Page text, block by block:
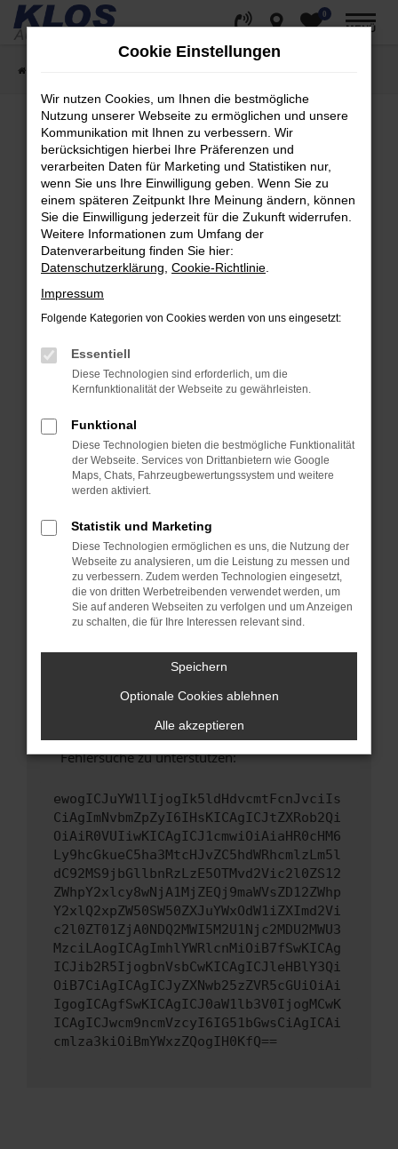
Zum
springen
0
MENÜ
Fehler: Network Error
Beim Laden ist ein Fehler aufgetreten.
Hier sind ein paar Tipps, die dir helfen können:
Überprüfe deine Firewall und deine
Internetverbindung.
Laden andere Webseiten, zum Beispiel deine
Suchmaschine?
Prüfe deine Browsererweiterungen.
Manche Erweiterungen, wie Werbeblocker,
können das Laden bestimmter Seiten
verhindern. Funktioniert die Seite in einem
Fenster?
Starte dein Gerät neu.
Das kann manchmal helfen, vorübergehende
Probleme zu beheben.
Betriebssystem auf dem neuesten Stand
sind.
Veraltete Software birgt nicht nur ein
Sicherheitsrisiko, sondern kann auch dazu
führen, dass bestimmte Funktionen nicht mehr
unterstützt werden.
Wende dich an den Webseitenbetreiber.
Wenn du alle oben genannten Schritte versucht
hast, kontaktiere uns bitte. Wir werden
versuchen, das Problem zu beheben. Du kannst
uns diesen Text schicken, um uns bei der
Fehlersuche zu unterstützen:
ewogICJuYW1lIjogIk5ldHdvcmtFcnJvciIs
CiAgImNvbmZpZyI6IHsKICAgICJtZXRob2Qi
OiAiR0VUIiwKICAgICJ1cmwiOiAiaHR0cHM6
Ly9hcGkueC5ha3MtcHJvZC5hdWRhcmlzLm5l
dC92MS9jbGllbnRzLzE5OTMvd2Vic2l0ZS12
ZWhpY2xlcy8wNjA1MjZEQj9maWVsZD12ZWhp
Y2xlQ2xpZW50SW50ZXJuYWxOdW1iZXImd2Vi
c2l0ZT01ZjA0NDQ2MWI5M2U1Njc2MDU2MWU3
MzciLAogICAgImhlYWRlcnMiOiB7fSwKICAg
ICJib2R5IjogbnVsbCwKICAgICJleHBlY3Qi
OiB7CiAgICAgICJyZXNwb25zZVR5cGUiOiAi
IgogICAgfSwKICAgICJ0aW1lb3V0IjogMCwK
ICAgICJwcm9ncmVzcyI6IG51bGwsCiAgICAi
cmlza3kiOiBmYWxzZQogIH0KfQ==
Cookie Einstellungen
Wir nutzen Cookies, um Ihnen die bestmögliche
Nutzung unserer Webseite zu ermöglichen und unsere
Kommunikation mit Ihnen zu verbessern. Wir
berücksichtigen hierbei Ihre Präferenzen und
verarbeiten Daten für Marketing und Statistiken nur,
wenn Sie uns Ihre Einwilligung geben. Wenn Sie zu
einem späteren Zeitpunkt Ihre Meinung ändern, können
Sie die Einwilligung jederzeit für die Zukunft widerrufen.
Weitere Informationen zum Umfang der
Datenverarbeitung finden Sie hier:
Datenschutzerklärung Cookie-Richtlinie
Impressum
Folgende Kategorien von Cookies werden von uns eingesetzt:
Essentiell
Diese Technologien sind erforderlich, um die
Kernfunktionalität der Webseite zu gewährleisten.
Funktional
Diese Technologien bieten die bestmögliche Funktionalität
der Webseite. Services von Drittanbietern wie Google
Maps, Chats, Fahrzeugbewertungssystem und weitere
werden aktiviert.
Statistik und Marketing
Diese Technologien ermöglichen es uns, die Nutzung der
Webseite zu analysieren, um die Leistung zu messen und
zu verbessern. Zudem werden Technologien eingesetzt,
die von dritten Werbetreibenden verwendet werden, um
Sie auf anderen Webseiten zu verfolgen und um Anzeigen
zu schalten, die für Ihre Interessen relevant sind.
Speichern
Optionale Cookies ablehnen
Alle akzeptieren